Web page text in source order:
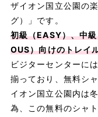
ザイオン国立公園の
グ）」です。
初級（EASY）、中
OUS）向けのトレイ
ビジターセンターに
揃っており、無料シ
イオン国立公園内は
為、この無料のシャ